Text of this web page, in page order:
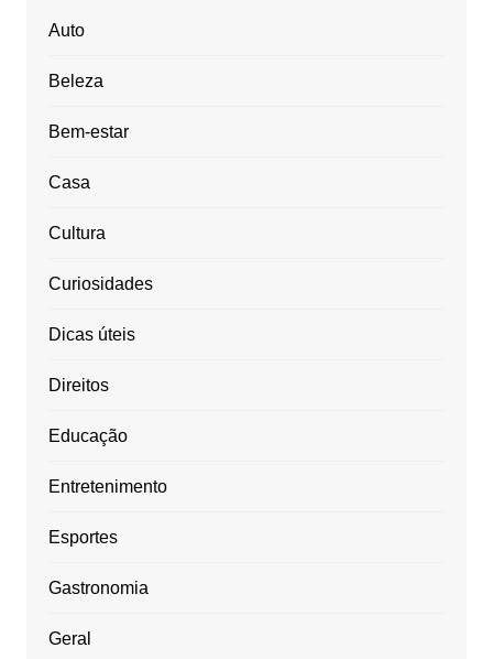
Auto
Beleza
Bem-estar
Casa
Cultura
Curiosidades
Dicas úteis
Direitos
Educação
Entretenimento
Esportes
Gastronomia
Geral